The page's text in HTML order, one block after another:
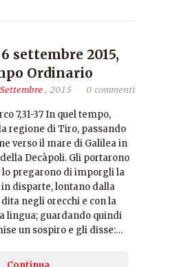
settembre 2015,
Ordinario
, 2015 0 commenti
7,31-37 In quel tempo,
regione di Tiro, passando
verso il mare di Galilea in
Decàpoli. Gli portarono
lo pregarono di imporgli la
disparte, lontano dalla
negli orecchi e con la
lingua; guardando quindi
un sospiro e gli disse:…